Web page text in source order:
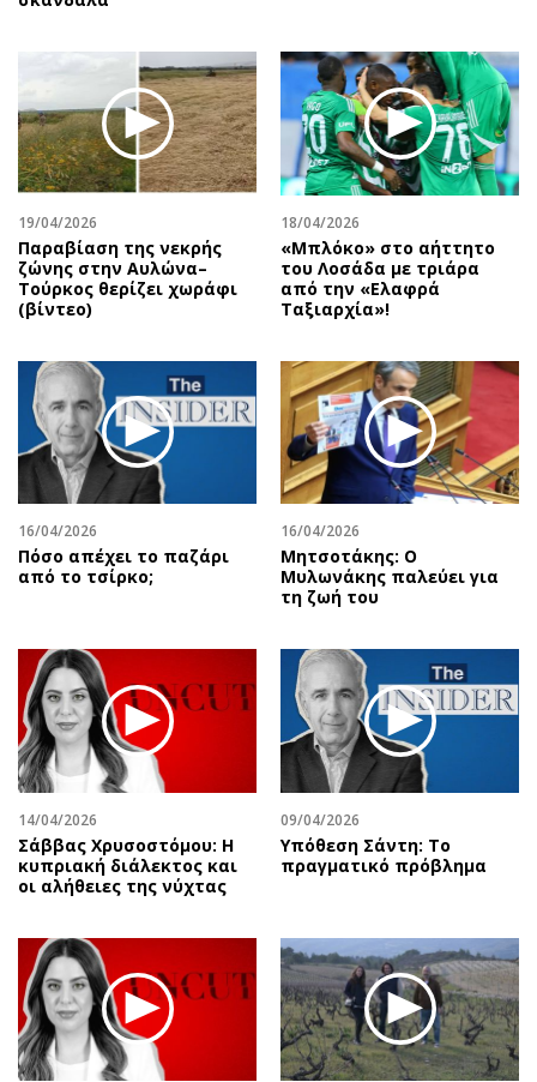
19/04/2026
Παραβίαση της νεκρής
ζώνης στην Αυλώνα–
Τούρκος θερίζει χωράφι
(βίντεο)
18/04/2026
«Μπλόκο» στο αήττητο
του Λοσάδα με τριάρα
από την «Ελαφρά
Ταξιαρχία»!
16/04/2026
Πόσο απέχει το παζάρι
από το τσίρκο;
16/04/2026
Μητσοτάκης: Ο
Μυλωνάκης παλεύει για
τη ζωή του
14/04/2026
Σάββας Χρυσοστόμου: Η
κυπριακή διάλεκτος και
οι αλήθειες της νύχτας
09/04/2026
Υπόθεση Σάντη: Το
πραγματικό πρόβλημα